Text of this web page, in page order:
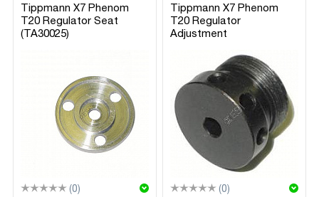
Tippmann X7 Phenom
T20 Regulator Seat
(TA30025)
(0)
Tippmann X7 Phenom
T20 Regulator
Adjustment
(0)